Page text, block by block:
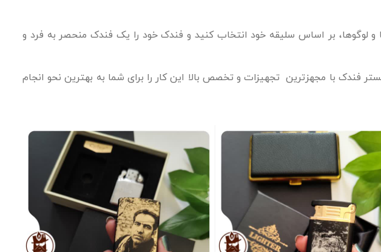
لوگوها، بر اساس سلیقه خود انتخاب کنید و فندک خود را یک فندک منحصر به فرد و
فندک با مجهزترین تجهیزات و تخصص بالا این کار را برای شما به بهترین نحو انجام